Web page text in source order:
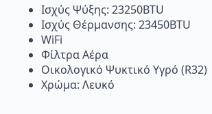
Ισχύς Ψύξης: 23250BTU
Ισχύς Θέρμανσης: 23450BTU
WiFi
Φίλτρα Αέρα
Οικολογικό Ψυκτικό Υγρό (R32)
Χρώμα: Λευκό